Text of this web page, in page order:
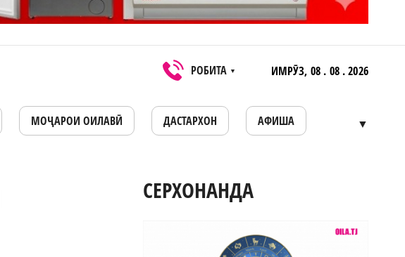
РОБИТА ▼ ИМРӮЗ, 08 . 08 . 2026
МОҶАРОИ ОИЛАВӢ ДАСТАРХОН АФИША ▼
СЕРХОНАНДА